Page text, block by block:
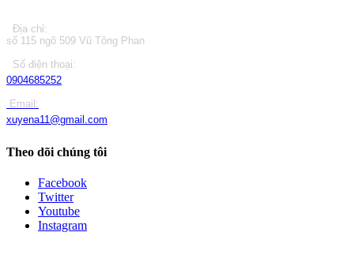
Địa chỉ:
số 115 ngõ 509 Vũ Tông Phan
Số điện thoại:
0904685252
Email:
xuyena11@gmail.com
Theo dõi chúng tôi
Facebook
Twitter
Youtube
Instagram